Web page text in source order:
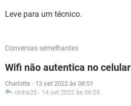
Leve para um técnico.
Conversas semelhantes
Wifi não autentica no celular
Charlotte - 13 set 2022 às 08:51
ninha25 - 14 set 2022 às 06:05